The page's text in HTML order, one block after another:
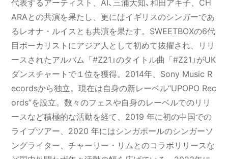
代表するアーティスト、AI、三浦大知、和田アキ子、CH
ARAとの共演を果たし、更にはイギリスのシンガーであ
るレオナ・ルイスとも共演を果たす。SWEETBOXの6代
目ボーカリストにアジア人として初めて抜擢され、リリ
ースされたアルバム「#Z21」のタイトル曲「#Z21」がUK
ダンスチャートで１位を獲得。2014年、Sony Music R
ecordsから独立。現在は自身の新レーベル“UPOPO Rec
ords”を設立。数々のフェスや自身のレーベルでのリリ
ースなど積極的な活動を経て、2019 年に初の中国での
ライブツアー、2020 年にはシンガポールのシンガーソ
ングライター、チャーリー・リムとのコラボリリースな